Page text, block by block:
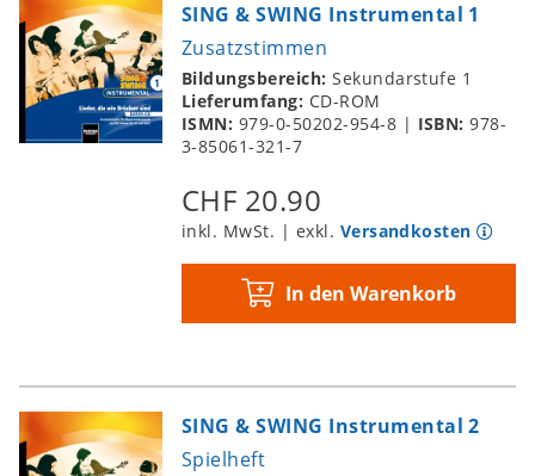
SING & SWING Instrumental 1
Zusatzstimmen
Bildungsbereich:Sekundarstufe 1
Lieferumfang: CD-ROM
ISMN: 979-0-50202-954-8 | ISBN:978-
3-85061-321-7
CHF 20.90
inkl. MwSt. | exkl. Versandkosten
In den Warenkorb
SING & SWING Instrumental 2
Spielheft